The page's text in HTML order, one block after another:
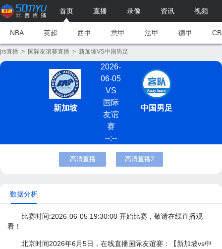
首页 直播 录像 资讯 视频
NBA 英超 西甲 意甲 法甲 德甲
jrs直播 > 国际友谊赛直播 > 新加坡VS中国男足
新加坡
2026-
06-05
VS
国际
友谊
赛
--:--
中国男足
高清直播 高清直播2
数据分析
比赛时间:2026-06-05 19:30:00 开始比赛，敬请在线直播观
看！
北京时间2026年6月5日，在线直播国际友谊赛：【新加坡vs中